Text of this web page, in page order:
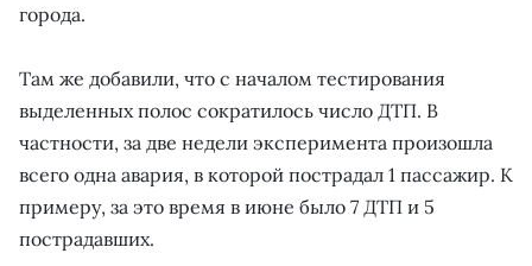
города.
Там же добавили, что с началом тестирования
выделенных полос сократилось число ДТП. В
частности, за две недели эксперимента произошла
всего одна авария, в которой пострадал 1 пассажир. К
примеру, за это время в июне было 7 ДТП и 5
пострадавших.